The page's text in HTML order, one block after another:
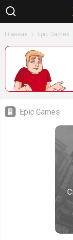
Главная Epic Games
Epic Games